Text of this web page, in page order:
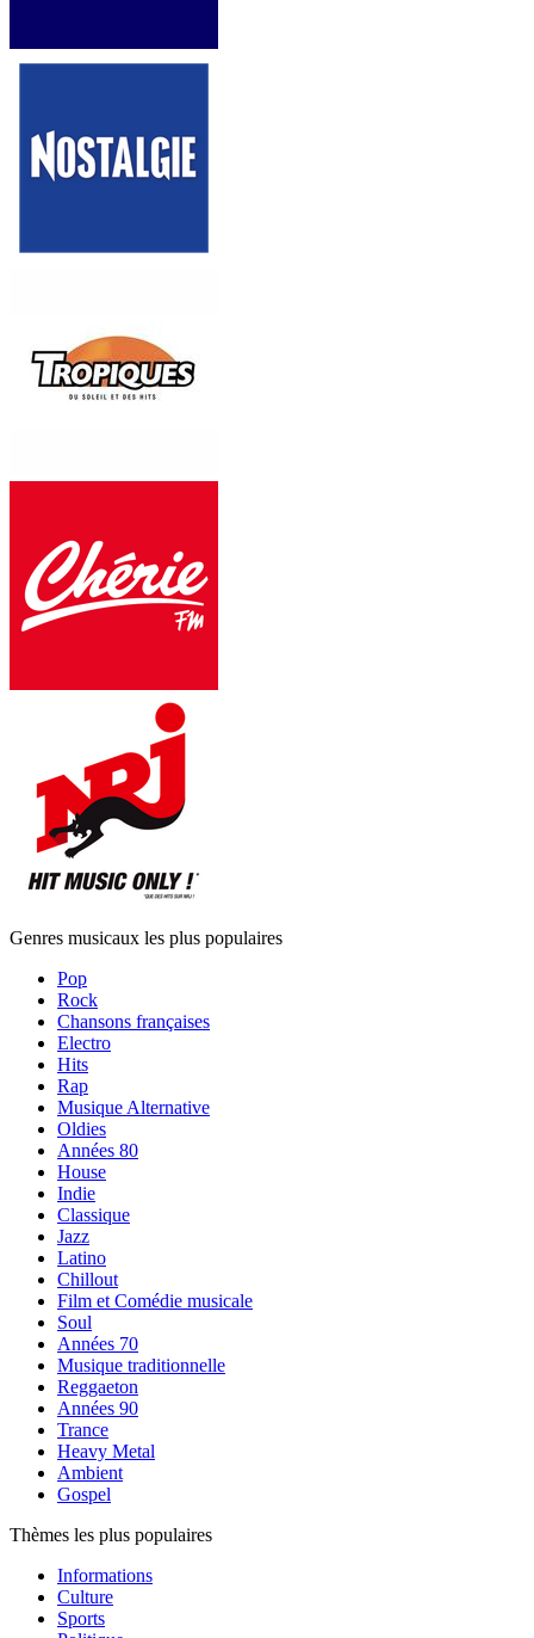
Genres musicaux les plus populaires
Pop
Rock
Chansons françaises
Electro
Hits
Rap
Musique Alternative
Oldies
Années 80
House
Indie
Classique
Jazz
Latino
Chillout
Film et Comédie musicale
Soul
Années 70
Musique traditionnelle
Reggaeton
Années 90
Trance
Heavy Metal
Ambient
Gospel
Thèmes les plus populaires
Informations
Culture
Sports